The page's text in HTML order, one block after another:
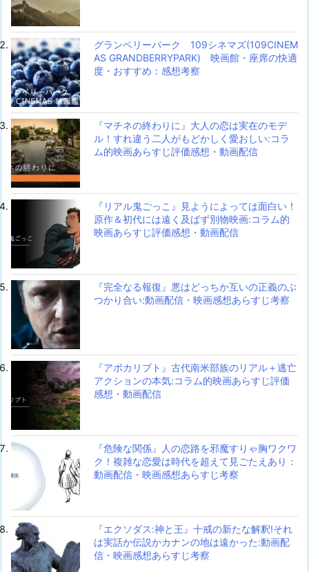
グランベリーパーク 109シネマズ(109CINEM
AS GRANDBERRYPARK) 映画館・座席の快適
度・おすすめ：感想考察
『マチネの終わりに』大人の恋は実在のモデ
ル！すれ違う二人がもどかしく愛おしい:コラ
ム的映画あらすじ評価感想・動画配信
『リアル鬼ごっこ』見ようによっては面白い！
原作＆初代には遠く及ばず別物映画:コラム的
映画あらすじ評価感想・動画配信
『完全なる報復』悪はどっちか互いの正義のぶ
つかり合い:動画配信・映画感想あらすじ考察
『アポカリプト』古代南米部族のリアル＋逃亡
アクションの本気:コラム的映画あらすじ評価
感想・動画配信
『危険な関係』人の恋路を邪魔すりゃ胸ワクワ
ク！複雑な恋愛は時代を超えて見ごたえあり：
動画配信・映画感想あらすじ考察
『エクソダス:神と王』十戒の新たな解釈!それ
は実話か伝説かカナンの地は遠かった:動画配
信・映画感想あらすじ考察